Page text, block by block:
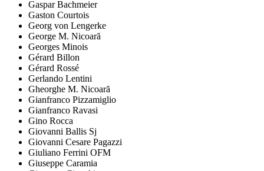
Gaspar Bachmeier
Gaston Courtois
Georg von Lengerke
George M. Nicoară
Georges Minois
Gérard Billon
Gérard Rossé
Gerlando Lentini
Gheorghe M. Nicoară
Gianfranco Pizzamiglio
Gianfranco Ravasi
Gino Rocca
Giovanni Ballis Sj
Giovanni Cesare Pagazzi
Giuliano Ferrini OFM
Giuseppe Caramia